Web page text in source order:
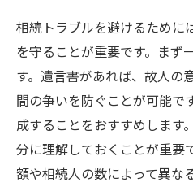
相続トラブルを避けるために
を守ることが重要です。まず
す。遺言書があれば、故人の
間の争いを防ぐことが可能で
成することをおすすめします
分に理解しておくことが重要
額や相続人の数によって異な